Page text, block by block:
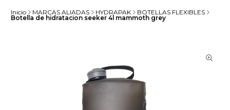
Inicio MARCAS ALIADAS HYDRAPAK BOTELLAS FLEXIBLES
Botella de hidratacion seeker 4l mammoth grey